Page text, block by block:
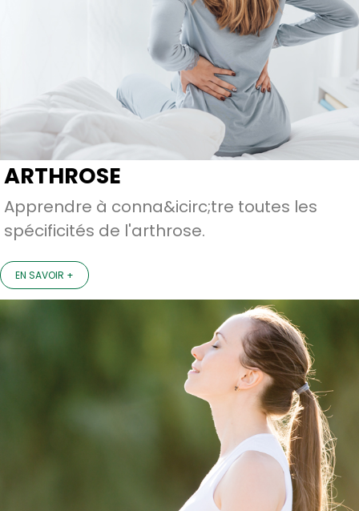
ARTHROSE
Apprendre à conna&icirc;tre toutes les
spécificités de l'arthrose.
EN SAVOIR +